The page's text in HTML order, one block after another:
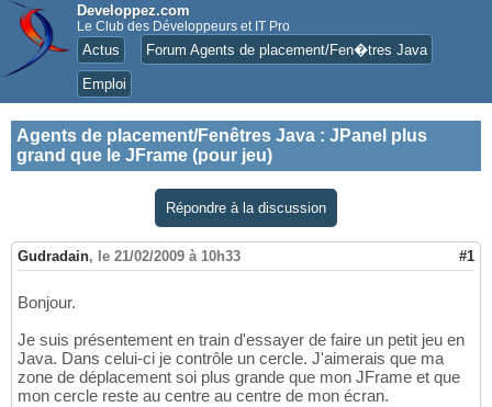
Developpez.com
Le Club des Développeurs et IT Pro
Actus Forum Agents de placement/Fen�tres Java
Emploi
Agents de placement/Fenêtres Java : JPanel plus
grand que le JFrame (pour jeu)
Répondre à la discussion
Gudradain, le 21/02/2009 à 10h33 #1
Bonjour.
Je suis présentement en train d'essayer de faire un petit jeu en
Java. Dans celui-ci je contrôle un cercle. J'aimerais que ma
zone de déplacement soi plus grande que mon JFrame et que
mon cercle reste au centre au centre de mon écran.